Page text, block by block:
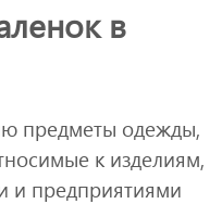
в
предметы одежды,
к изделиям,
и предприятиями